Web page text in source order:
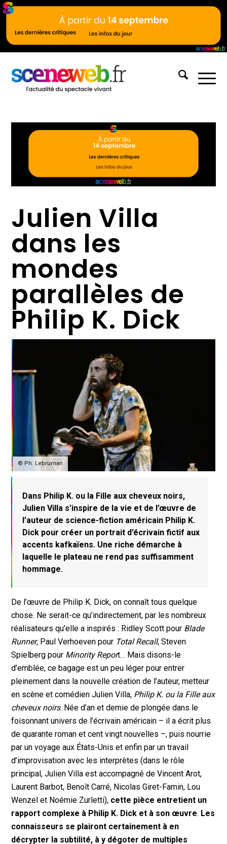
Julien Villa
dans les
mondes
parallèles de
Philip K. Dick
© Ph. Lebruman
Dans Philip K. ou la Fille aux cheveux noirs,
Julien Villa s’inspire de la vie et de l’œuvre de
l’auteur de science-fiction américain Philip K.
Dick pour créer un portrait d’écrivain fictif aux
accents kafkaïens. Une riche démarche à
laquelle le plateau ne rend pas suffisamment
hommage.
De l’œuvre de Philip K. Dick, on connaît tous quelque
chose. Ne serait-ce qu’indirectement, par les nombreux
réalisateurs qu’elle a inspirés : Ridley Scott pour Blade
Runner, Paul Verhoeven pour Total Recall, Steven
Spielberg pour Minority Report… Mais disons-le
d’emblée, ce bagage est un peu léger pour entrer
pleinement dans la nouvelle création de l’auteur, metteur
en scène et comédien Julien Villa, Philip K. ou la Fille aux
cheveux noirs. Née d’an et demie de plongée dans le
foisonnant univers de l’écrivain américain – il a écrit plus
de quarante roman et cent vingt nouvelles –, puis nourrie
par un voyage aux États-Unis et enfin par un travail
d’improvisation avec les interprètes (dans le rôle
principal, Julien Villa est accompagné de Vincent Arot,
Laurent Barbot, Benoît Carré, Nicolas Giret-Famin, Lou
Wenzel et Noémie Zurletti), cette pièce entretient un
rapport complexe à Philip K. Dick et à son œuvre. Les
connaisseurs se plairont certainement à en
décrypter la subtilité, à y dégoter de multiples